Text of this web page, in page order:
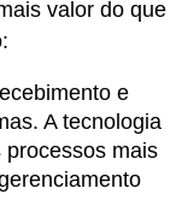
valor do que
e
A tecnologia
mais